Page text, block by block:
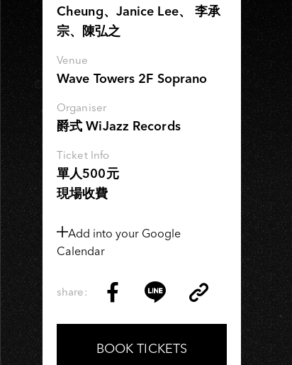
Cheung、Janice Lee、 李承
宗、陳弘之
Venue
Wave Towers 2F Soprano
Organiser
爵式 WiJazz Records
Ticket Info
單人500元
現場收費
Add into your Google
Calendar
share:
on
Facebook
on
LINE
Link
Copy
BOOK TICKETS